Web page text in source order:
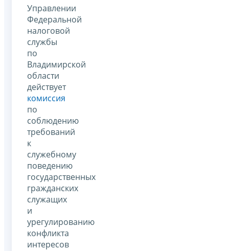
Управлении
Федеральной
налоговой
службы
по
Владимирской
области
действует
комиссия
по
соблюдению
требований
к
служебному
поведению
государственных
гражданских
служащих
и
урегулированию
конфликта
интересов